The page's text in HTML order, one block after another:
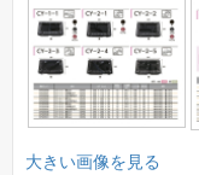
大きい画像を見る